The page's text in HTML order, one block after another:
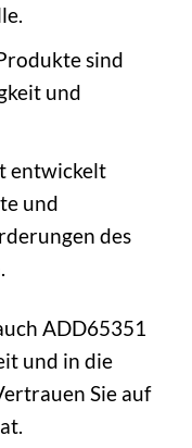
sind
und
entwickelt
und
des
ADD65351
und in die
Sie auf